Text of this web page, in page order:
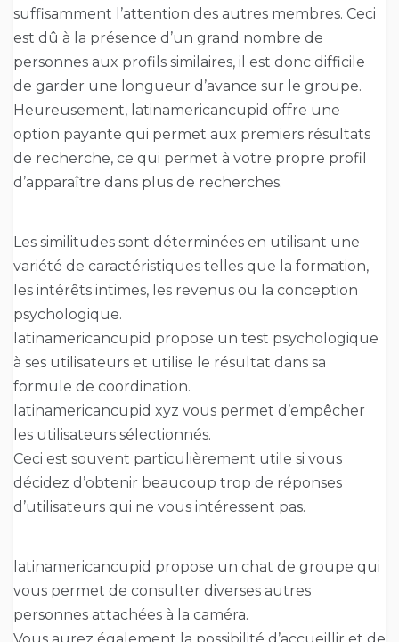
suffisamment l’attention des autres membres. Ceci
est dû à la présence d’un grand nombre de
personnes aux profils similaires, il est donc difficile
de garder une longueur d’avance sur le groupe.
Heureusement, latinamericancupid offre une
option payante qui permet aux premiers résultats
de recherche, ce qui permet à votre propre profil
d’apparaître dans plus de recherches.
Les similitudes sont déterminées en utilisant une
variété de caractéristiques telles que la formation,
les intérêts intimes, les revenus ou la conception
psychologique.
latinamericancupid propose un test psychologique
à ses utilisateurs et utilise le résultat dans sa
formule de coordination.
latinamericancupid xyz vous permet d’empêcher
les utilisateurs sélectionnés.
Ceci est souvent particulièrement utile si vous
décidez d’obtenir beaucoup trop de réponses
d’utilisateurs qui ne vous intéressent pas.
latinamericancupid propose un chat de groupe qui
vous permet de consulter diverses autres
personnes attachées à la caméra.